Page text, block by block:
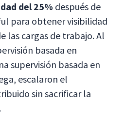
del 25% después de
para obtener visibilidad
las cargas de trabajo. Al
basada en
supervisión basada en
escalaron el
sin sacrificar la